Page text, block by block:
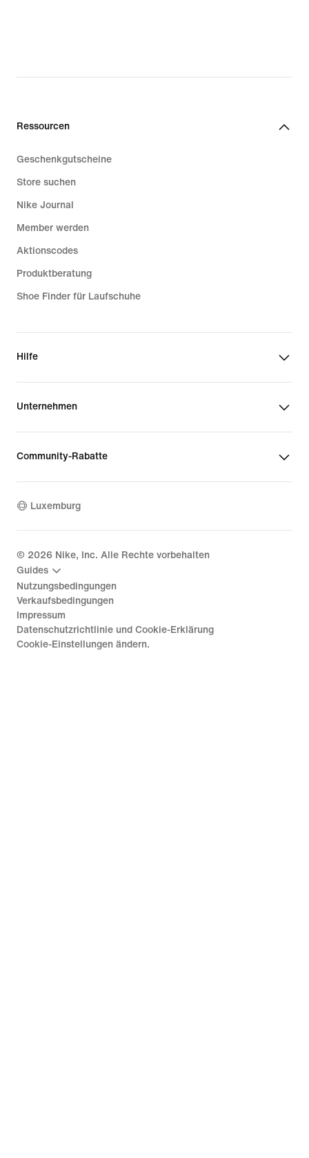
Ressourcen
Geschenkgutscheine
Store suchen
Nike Journal
Member werden
Aktionscodes
Produktberatung
Shoe Finder für Laufschuhe
Hilfe
Unternehmen
Community-Rabatte
Luxemburg
© 2026 Nike, Inc. Alle Rechte vorbehalten
Guides
Nutzungsbedingungen
Verkaufsbedingungen
Impressum
Datenschutzrichtlinie und Cookie-Erklärung
Cookie-Einstellungen ändern.